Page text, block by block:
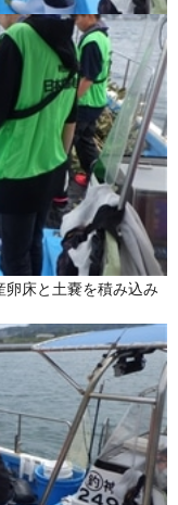
床と土嚢を積み込み